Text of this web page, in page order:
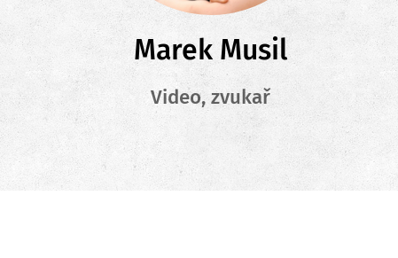
Marek Musil
Video, zvukař